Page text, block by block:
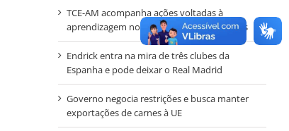
TCE-AM acompanha ações voltadas à
aprendizagem nos anos iniciais em Autazes
Endrick entra na mira de três clubes da
Espanha e pode deixar o Real Madrid
Governo negocia restrições e busca manter
exportações de carnes à UE